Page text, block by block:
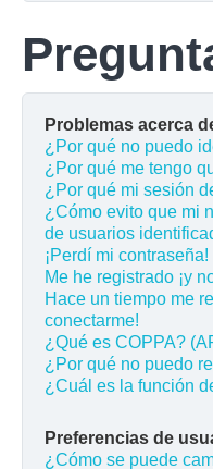
Problemas acerca
¿Por qué no puedo
¿Por qué me tengo
¿Por qué mi sesión
¿Cómo evito que mi
de usuarios
¡Perdí mi contraseña!
Me he registrado ¡y
Hace un tiempo me
conectarme!
¿Qué es COPPA?
¿Por qué no puedo
¿Cuál es la función
Preferencias de
¿Cómo se puede